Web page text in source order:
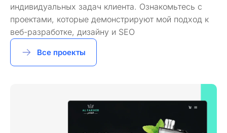
индивидуальных задач клиента. Ознакомьтесь с
проектами, которые демонстрируют мой подход к
веб-разработке, дизайну и SEO
Все проекты